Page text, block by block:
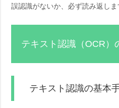
誤認識がないか、必ず読み返しま
テキスト認識（OCR）
テキスト認識の基本